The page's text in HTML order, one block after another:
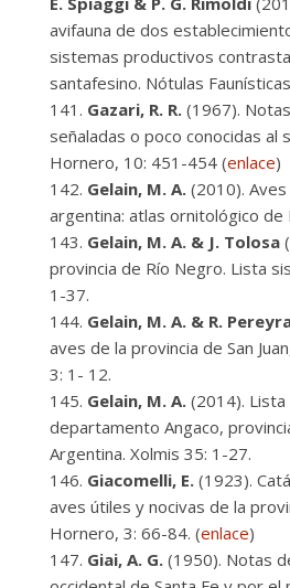
avifauna de dos
sistemas productivos
santafesino. Nótulas
Gazari, R. R. (1967).
señaladas o poco conocidas al
Hornero, 10: 451-454 (enlace)
Gelain, M. A. (2010).
argentina: atlas ornitológico de
Gelain, M. A. & J. Tolosa
provincia de Río Negro. Lista
1-37.
Gelain, M. A. & R.
aves de la provincia de San
3: 1- 12.
Gelain, M. A. (2014).
departamento Angaco,
Argentina. Xolmis 35: 1-27.
Giacomelli, E. (1923).
aves útiles y nocivas de la
Hornero, 3: 66-84. (enlace)
Giai, A. G. (1950). Notas